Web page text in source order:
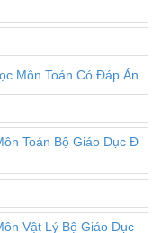
Môn Toán Có Đáp Án
Toán Bộ Giáo Dục Đ
Vật Lý Bộ Giáo Dục